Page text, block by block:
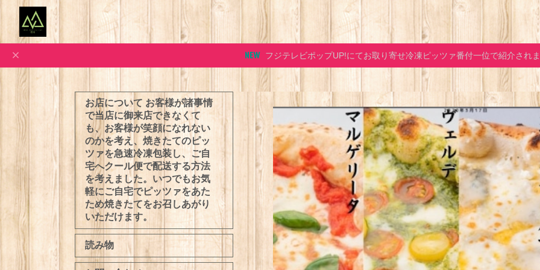
フジテレビポップUP!にてお取り寄せ冷凍ピッツァ番付一位で紹介され
お店について お客様が諸事情
で当店に御来店できなくて
も、お客様が笑顔になれない
のかを考え、焼きたてのピッ
ツァを急速冷凍包装し、ご自
宅へクール便で配送する方法
を考えました。いつでもお気
軽にご自宅でピッツァをあた
ため焼きたてをお召しあがり
いただけます。
読み物